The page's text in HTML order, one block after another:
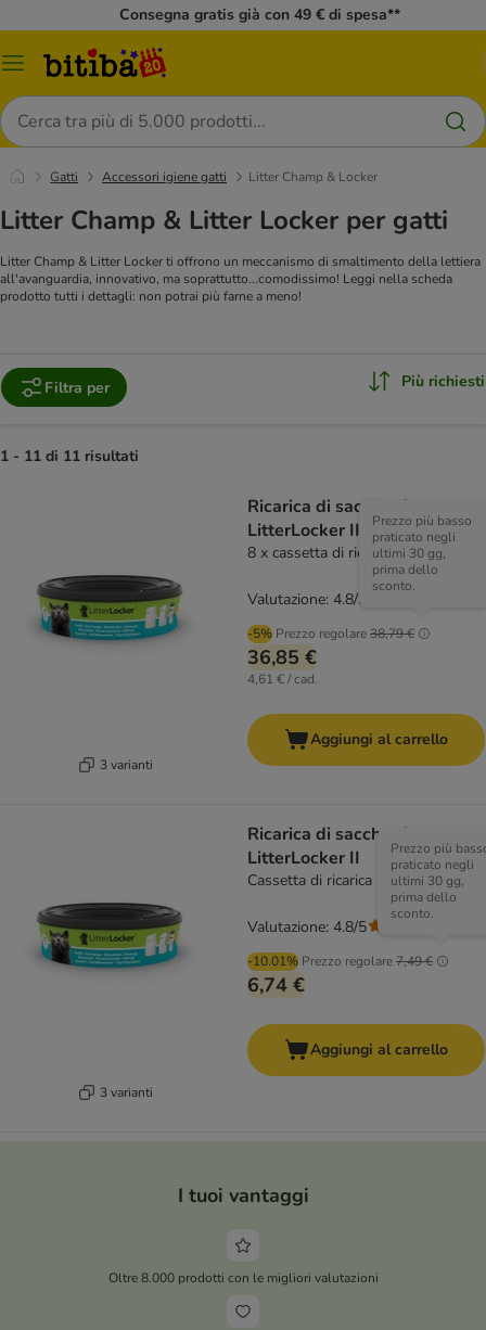
Consegna gratis già con 49 € di spesa**
Overview
Cerca
Gatti Accessori igiene gatti Litter Champ & Locker
Litter Champ & Litter Locker per gatti
Litter Champ & Litter Locker ti offrono un meccanismo di smaltimento della lettiera
all'avanguardia, innovativo, ma soprattutto...comodissimo! Leggi nella scheda
prodotto tutti i dettagli: non potrai più farne a meno!
Filtra per Più richiesti
1 - 11 di 11 risultati
3 varianti
Ricarica di sacchetti per
LitterLocker II
8 x cassetta di ricarica
-5% Prezzo regolare38,79 €
Prezzo più basso
praticato negli
ultimi 30 gg,
prima dello
sconto.
36,85 €
4,61 € / cad.
Valutazione: 4.8/5
Aggiungi al carrello
3 varianti
Ricarica di sacchetti per
LitterLocker II
Cassetta di ricarica
-10.01% Prezzo regolare7,49 €
Prezzo più
praticato negli
ultimi 30 gg,
prima dello
sconto.
6,74 €
Valutazione: 4.8/5
Aggiungi al carrello
I tuoi vantaggi
Oltre 8.000 prodotti con le migliori valutazioni